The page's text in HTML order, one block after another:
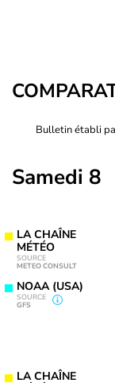
Bulletin établi
Samedi 8
LA CHAÎNE
MÉTÉO
SOURCE
METEO CONSULT
NOAA (USA)
SOURCE
GFS
LA CHAÎNE